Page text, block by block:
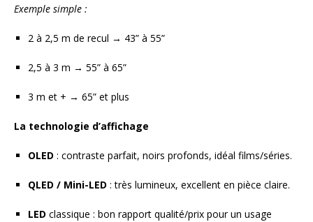
Exemple simple :
2 à 2,5 m de recul → 43” à 55”
2,5 à 3 m → 55” à 65”
3 m et + → 65” et plus
La technologie d’affichage
OLED : contraste parfait, noirs profonds, idéal films/séries.
QLED / Mini-LED : très lumineux, excellent en pièce claire.
LED classique : bon rapport qualité/prix pour un usage